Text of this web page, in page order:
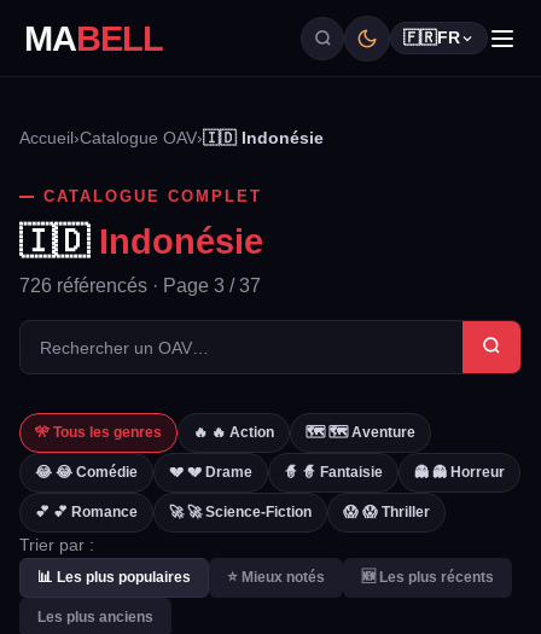
MABELL 🇫🇷 FR
Accueil ›Catalogue OAV›🇮🇩 Indonésie
CATALOGUE COMPLET
🇮🇩 Indonésie
726 référencés · Page 3 / 37
🎌 Tous les genres 🔥 🔥 Action 🗺️ 🗺️ Aventure
😂 😂 Comédie 💔 💔 Drame 🧙 🧙 Fantaisie 👻 👻 Horreur
💕 💕 Romance 🚀 🚀 Science-Fiction 😱 😱 Thriller
Trier par :
📊 Les plus populaires ⭐ Mieux notés 🆕 Les plus récents
Les plus anciens